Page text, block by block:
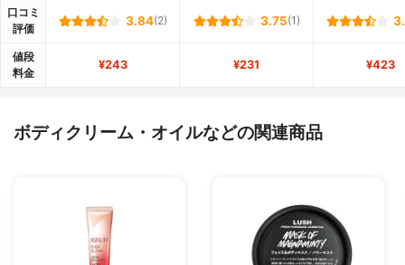
口コミ
評価
3.84(2) 3.75(1)
値段
料金
¥243 ¥231 ¥423
ボディクリーム・オイルなどの関連商品